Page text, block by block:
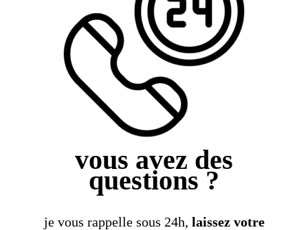
vous avez des
questions ?
je vous rappelle sous 24h, laissez votre